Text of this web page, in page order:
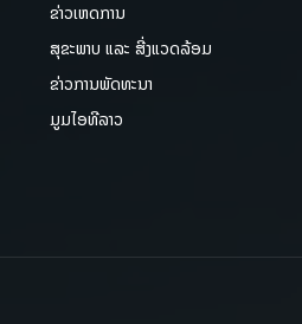
ຂ່າວເຫດການ
ສຸຂະພາບ ແລະ ສີ່ງແວດລ້ອມ
ຂ່າວການພັດທະນາ
ມູມໄອທີລາວ